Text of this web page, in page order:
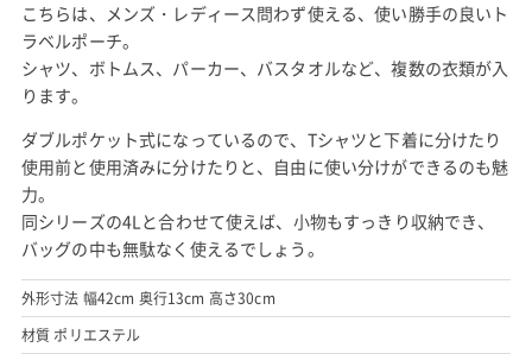
こちらは、メンズ・レディース問わず使える、使い勝手の良いト
ラベルポーチ。
シャツ、ボトムス、パーカー、バスタオルなど、複数の衣類が入
ります。
ダブルポケット式になっているので、Tシャツと下着に分けたり
使用前と使用済みに分けたりと、自由に使い分けができるのも魅
力。
同シリーズの4Lと合わせて使えば、小物もすっきり収納でき、
バッグの中も無駄なく使えるでしょう。
外形寸法 幅42cm 奥行13cm 高さ30cm
材質 ポリエステル